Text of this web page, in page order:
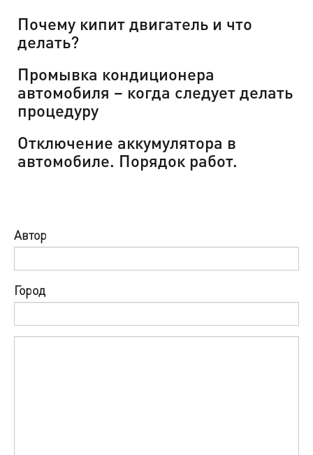
Почему кипит двигатель и что
делать?
Промывка кондиционера
автомобиля – когда следует делать
процедуру
Отключение аккумулятора в
автомобиле. Порядок работ.
Автор
Город